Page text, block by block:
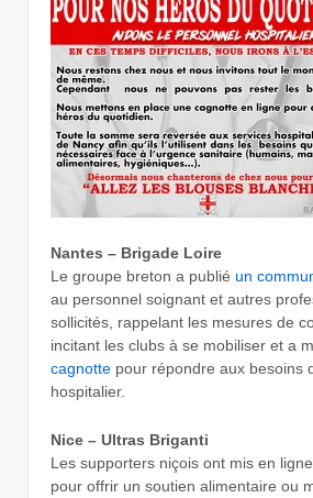
Nantes – Brigade Loire
Le groupe breton a publié un
au personnel soignant et autres
sollicités, rappelant les mesures de
incitant les clubs à se mobiliser et a
cagnotte pour répondre aux besoins
hospitalier.
Nice – Ultras Briganti
Les supporters niçois ont mis en ligne
pour offrir un soutien alimentaire ou